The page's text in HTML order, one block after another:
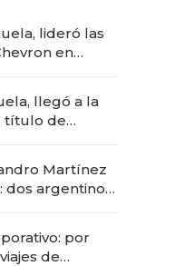
lideró las
en
llegó a la
título de
Martínez
dos argentinos
por
de